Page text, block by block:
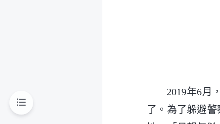
2019年6月
了。為了躲避